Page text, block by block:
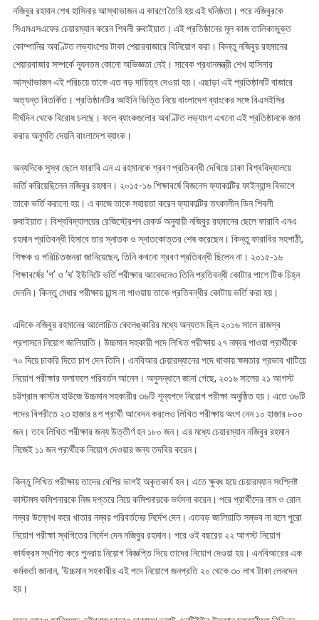
নজিবুর রহমান শেখ হাসিনার আস্থাভাজন এ কারণে তৈরি হয় এই ঘনিষ্ঠতা। পরে নজিবুরকে
সিএমএসএফের চেয়ারম্যান করেন শিবলী রুবাইয়াত। এই প্রতিষ্ঠানের মূল কাজ তালিকাভুক্ত
কোম্পানির অবণ্টিত লভ্যাংশের টাকা শেয়ারবাজারে বিনিয়োগ করা। কিন্তু নজিবুর রহমানের
শেয়ারবাজার সম্পর্কে ন্যূনতম কোনো অভিজ্ঞতা নেই। সাবেক প্রধানমন্ত্রী শেখ হাসিনার
আস্থাভাজন এই পরিচয়ে তাকে এত বড় দায়িত্ব দেওয়া হয়। এছাড়া এই প্রতিষ্ঠানটি বাজারে
অত্যন্ত বিতর্কিত। প্রতিষ্ঠানটির আইনি ভিত্তি নিয়ে বাংলাদেশ ব্যাংকের সঙ্গে বিএসইসির
দীর্ঘদিন থেকে বিরোধ চলছে। ফলে ব্যাংকগুলোর অবণ্টিত লভ্যাংশ এখনো এই প্রতিষ্ঠানকে জমা
করার অনুমতি দেয়নি বাংলাদেশ ব্যাংক।
অন্যদিকে সুস্থ ছেলে ফারাবি এন এ রহমানকে শ্রবণ প্রতিবন্ধী দেখিয়ে ঢাকা বিশ্ববিদ্যালয়ে
ভর্তি করিয়েছিলেন নজিবুর রহমান। ২০১৫-১৬ শিক্ষাবর্ষে বিজনেস ফ্যাকাল্টির ফাইন্যান্স বিভাগে
তাকে ভর্তি করানো হয়। এ কাজে তাকে সহায়তা করেন ফ্যাকাল্টির তৎকালীন ডিন শিবলী
রুবাইয়াত। বিশ্ববিদ্যালয়ের রেজিস্ট্রেশন রেকর্ড অনুযায়ী নজিবুর রহমানের ছেলে ফারাবি এনএ
রহমান প্রতিবন্ধী হিসাবে তার স্নাতক ও স্নাতকোত্তর শেষ করেছেন। কিন্তু ফারাবির সহপাঠী,
শিক্ষক ও পরিচিতজনরা জানিয়েছেন, তিনি কখনো শ্রবণ প্রতিবন্ধী ছিলেন না। ২০১৫-১৬
শিক্ষাবর্ষের ‘গ’ ও ‘ঘ’ ইউনিটে ভর্তি পরীক্ষার আবেদনেও তিনি প্রতিবন্ধী কোটার পাশে টিক চিহ্ন
দেননি। কিন্তু মেধার পরীক্ষায় চান্স না পাওয়ায় তাকে প্রতিবন্ধীর কোটায় ভর্তি করা হয়।
এদিকে নজিবুর রহমানের আলোচিত কেলেঙ্কারির মধ্যে অন্যতম ছিল ২০১৬ সালে রাজস্ব
প্রশাসনে নিয়োগ জালিয়াতি। উচ্চমান সহকারী পদে লিখিত পরীক্ষায় ২৭ নম্বর পাওয়া প্রার্থীকে
৭০ দিয়ে চাকরি দিতে চাপ দেন তিনি। এনবিআর চেয়ারম্যানের পদে থাকায় ক্ষমতার প্রভাব খাটিয়ে
নিয়োগ পরীক্ষার ফলাফলে পরিবর্তন আনেন। অনুসন্ধানে জানা গেছে, ২০১৬ সালের ২১ আগস্ট
চট্টগ্রাম কাস্টম হাউজে উচ্চমান সহকারীর ৩৬টি শূন্যপদে নিয়োগ পরীক্ষা অনুষ্ঠিত হয়। এতে ৩৬টি
পদের বিপরীতে ২৩ হাজার ৪শ প্রার্থী আবেদন করলেও লিখিত পরীক্ষায় অংশ নেন ১০ হাজার ৮০০
জন। তবে লিখিত পরীক্ষার জন্য উত্তীর্ণ হন ১৮০ জন। এর মধ্যে চেয়ারম্যান নজিবুর রহমান
নিজেই ১১ জন প্রার্থীকে নিয়োগ দেওয়ার জন্য তদবির করেন।
কিন্তু লিখিত পরীক্ষায় তাদের বেশির ভাগই অকৃতকার্য হন। এতে ক্ষুব্ধ হয়ে চেয়ারম্যান সংশ্লিষ্ট
কাস্টমস কমিশনারকে নিজ দপ্তরে নিয়ে কমিশনারকে ভর্ৎসনা করেন। পরে প্রার্থীদের নাম ও রোল
নম্বর উল্লেখ করে খাতার নম্বর পরিবর্তনের নির্দেশ দেন। এতবড় জালিয়াতি সম্ভব না হলে পুরো
নিয়োগ পরীক্ষা স্থগিতের নির্দেশ দেন নজিবুর রহমান। পরে ওই বছরের ২২ আগস্ট নিয়োগ
কার্যক্রম স্থগিত করে পুনরায় নিয়োগ বিজ্ঞপ্তি দিয়ে তাদের নিয়োগ দেওয়া হয়। এনবিআরের এক
কর্মকর্তা জানান, ‘উচ্চমান সহকারীর এই পদে নিয়োগে জনপ্রতি ২০ থেকে ৩০ লাখ টাকা লেনদেন
হয়।